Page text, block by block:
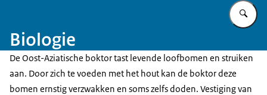
Biologie
De Oost-Aziatische boktor tast levende loofbomen en struiken
aan. Door zich te voeden met het hout kan de boktor deze
bomen ernstig verzwakken en soms zelfs doden. Vestiging van